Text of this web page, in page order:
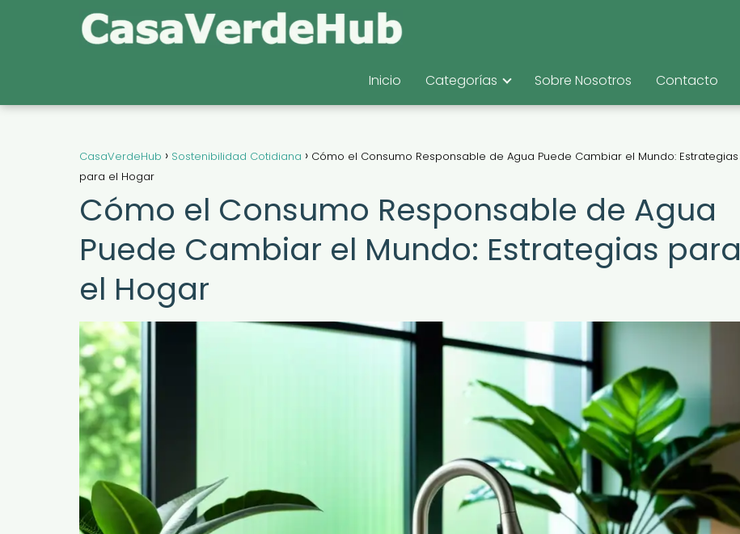
Inicio Categorías Sobre Nosotros Contacto
CasaVerdeHub Sostenibilidad Cotidiana
Cómo el Consumo Responsable de Agua Puede Cambiar el Mundo: Estrategias
para el Hogar
Cómo el Consumo Responsable de Agua
Puede Cambiar el Mundo: Estrategias para
el Hogar